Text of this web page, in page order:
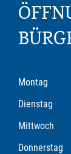
Montag
Dienstag
Mittwoch
Donnerstag